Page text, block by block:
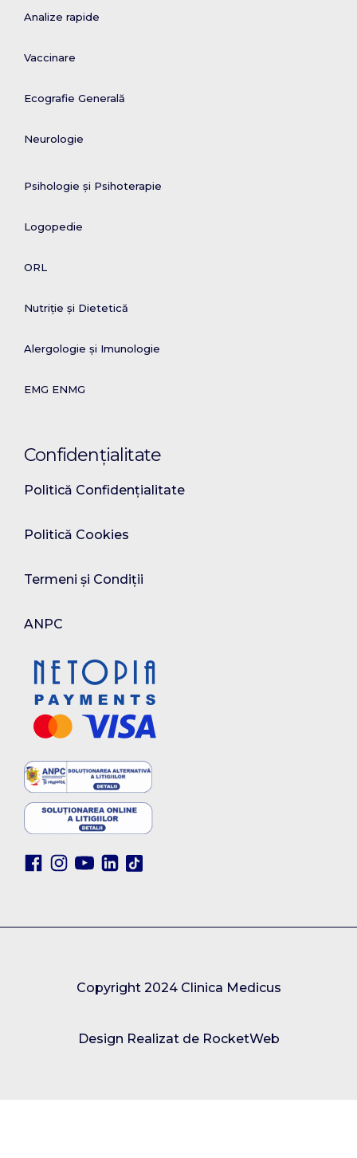
Analize rapide
Vaccinare
Ecografie Generală
Neurologie
Psihologie și Psihoterapie
Logopedie
ORL
Nutriție și Dietetică
Alergologie și Imunologie
EMG ENMG
Confidențialitate
Politică Confidențialitate
Politică Cookies
Termeni și Condiții
ANPC
Copyright 2024 Clinica Medicus
Design Realizat de RocketWeb